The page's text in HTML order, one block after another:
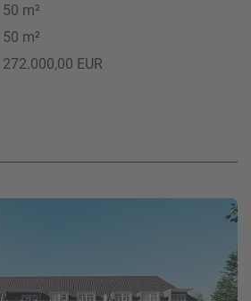
50 m²
50 m²
272.000,00 EUR